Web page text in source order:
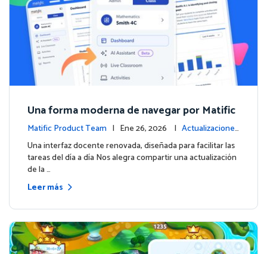
Una forma moderna de navegar por Matific
Matific Product Team | Ene 26, 2026 | Actualizaciones
de la plataforma
Una interfaz docente renovada, diseñada para facilitar las
tareas del día a día Nos alegra compartir una actualización
de la …
Leer más